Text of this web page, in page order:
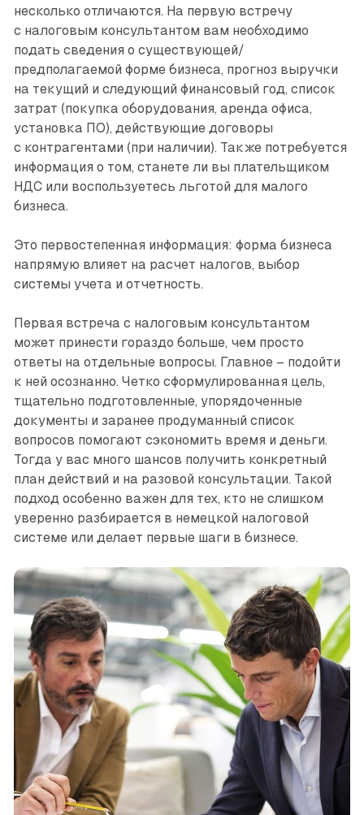
несколько отличаются. На первую встречу
с налоговым консультантом вам необходимо
подать сведения о существующей/
предполагаемой форме бизнеса, прогноз выручки
на текущий и следующий финансовый год, список
затрат (покупка оборудования, аренда офиса,
установка ПО), действующие договоры
с контрагентами (при наличии). Также потребуется
информация о том, станете ли вы плательщиком
НДС или воспользуетесь льготой для малого
бизнеса.
Это первостепенная информация: форма бизнеса
напрямую влияет на расчет налогов, выбор
системы учета и отчетность.
Первая встреча с налоговым консультантом
может принести гораздо больше, чем просто
ответы на отдельные вопросы. Главное – подойти
к ней осознанно. Четко сформулированная цель,
тщательно подготовленные, упорядоченные
документы и заранее продуманный список
вопросов помогают сэкономить время и деньги.
Тогда у вас много шансов получить конкретный
план действий и на разовой консультации. Такой
подход особенно важен для тех, кто не слишком
уверенно разбирается в немецкой налоговой
системе или делает первые шаги в бизнесе.